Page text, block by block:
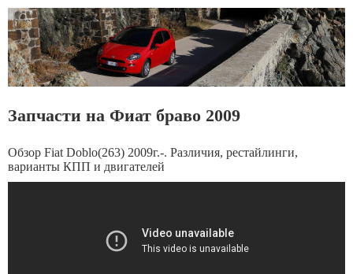
Запчасти на Фиат браво 2009
Обзор Fiat Doblo(263) 2009г.-. Различия, рестайлинги,
варианты КПП и двигателей